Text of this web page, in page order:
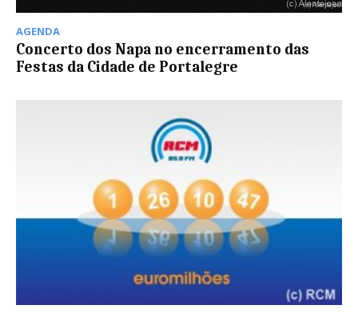
AGENDA
Concerto dos Napa no encerramento das
Festas da Cidade de Portalegre